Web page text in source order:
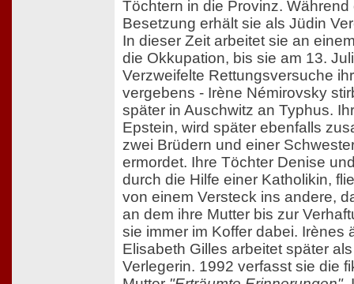
Töchtern in die Provinz.
Besetzung erhält sie als Jüdin
In dieser Zeit arbeitet sie an
die Okkupation, bis sie am 13.
Verzweifelte Rettungsversuche
vergebens - Irène Némirovsky
später in Auschwitz an Typhus.
Epstein, wird später ebenfalls
zwei Brüdern und einer
ermordet. Ihre Töchter Denise
durch die Hilfe einer Katholikin,
von einem Versteck ins andere,
an dem ihre Mutter bis zur
sie immer im Koffer dabei. Irènes
Elisabeth Gilles arbeitet später
Verlegerin. 1992 verfasst sie die